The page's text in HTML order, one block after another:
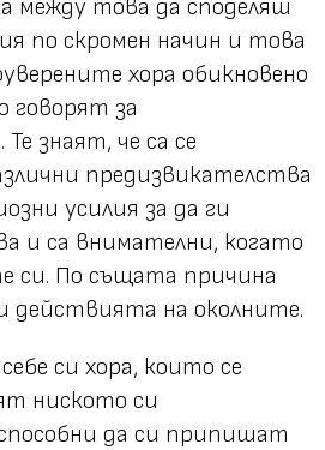
между това да споделяш
по скромен начин и това
хора обикновено
говорят за
знаят, че са се
предизвикателства
усилия за да ги
и са внимателни, когато
си. По същата причина
действията на околните.
си хора, които се
ниското си
да си припишат